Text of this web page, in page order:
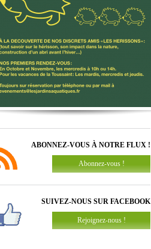
ABONNEZ-VOUS À NOTRE FLUX !
Abonnez-vous !
SUIVEZ-NOUS SUR FACEBOOK
Rejoignez-nous !